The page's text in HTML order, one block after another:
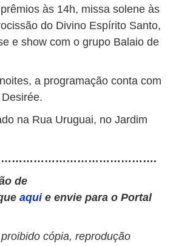
às 14h, missa solene às
do Divino Espírito Santo,
e show com o grupo Balaio de
a programação conta com
na Rua Uruguai, no Jardim
de
aqui e envie para o Portal
cópia, reprodução